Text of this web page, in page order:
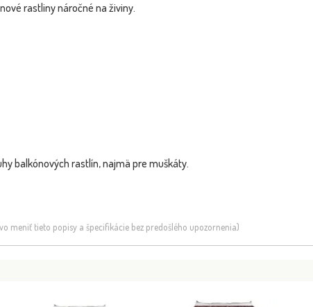
rastliny náročné na živiny.
balkónových rastlín, najmä pre muškáty.
meniť tieto popisy a špecifikácie bez predošlého upozornenia)